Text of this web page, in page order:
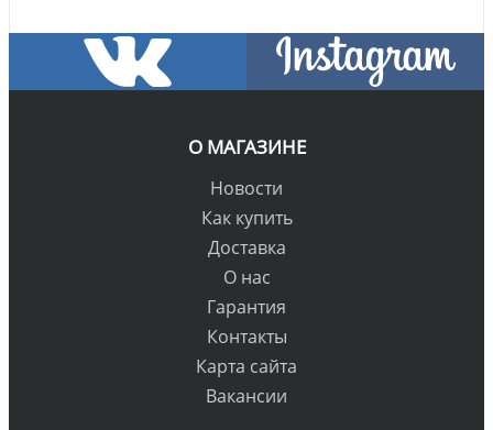
О МАГАЗИНЕ
Новости
Как купить
Доставка
О нас
Гарантия
Контакты
Карта сайта
Вакансии